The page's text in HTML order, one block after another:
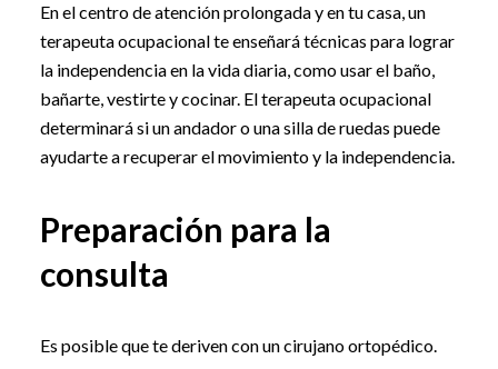
En el centro de atención prolongada y en tu casa, un
terapeuta ocupacional te enseñará técnicas para lograr
la independencia en la vida diaria, como usar el baño,
bañarte, vestirte y cocinar. El terapeuta ocupacional
determinará si un andador o una silla de ruedas puede
ayudarte a recuperar el movimiento y la independencia.
Preparación para la
consulta
Es posible que te deriven con un cirujano ortopédico.